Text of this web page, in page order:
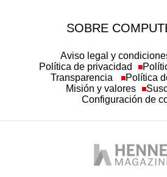
SOBRE
Aviso legal y
Política de privacidad
Transparencia
Política
Misión y valores
Configuración de